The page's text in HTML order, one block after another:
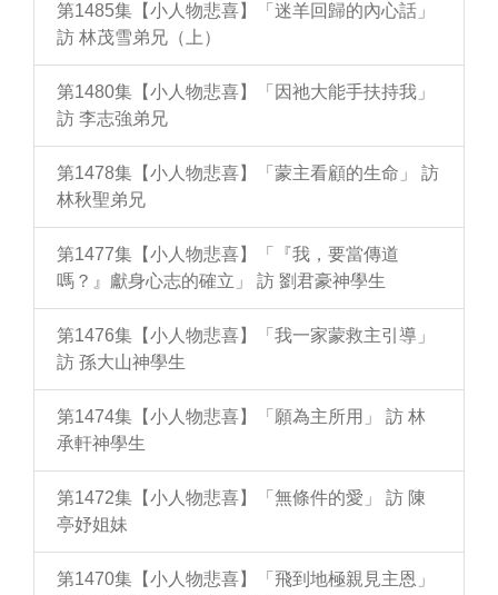
第1485集【小人物悲喜】「迷羊回歸的內心話」
訪 林茂雪弟兄（上）
第1480集【小人物悲喜】「因祂大能手扶持我」
訪 李志強弟兄
第1478集【小人物悲喜】「蒙主看顧的生命」 訪
林秋聖弟兄
第1477集【小人物悲喜】「『我，要當傳道
嗎？』獻身心志的確立」 訪 劉君豪神學生
第1476集【小人物悲喜】「我一家蒙救主引導」
訪 孫大山神學生
第1474集【小人物悲喜】「願為主所用」 訪 林
承軒神學生
第1472集【小人物悲喜】「無條件的愛」 訪 陳
亭妤姐妹
第1470集【小人物悲喜】「飛到地極親見主恩」